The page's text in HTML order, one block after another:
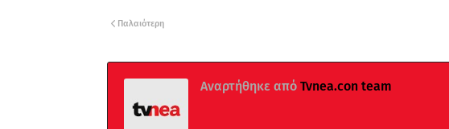
Παλαιότερη
Αναρτήθηκε από Tvnea.con team